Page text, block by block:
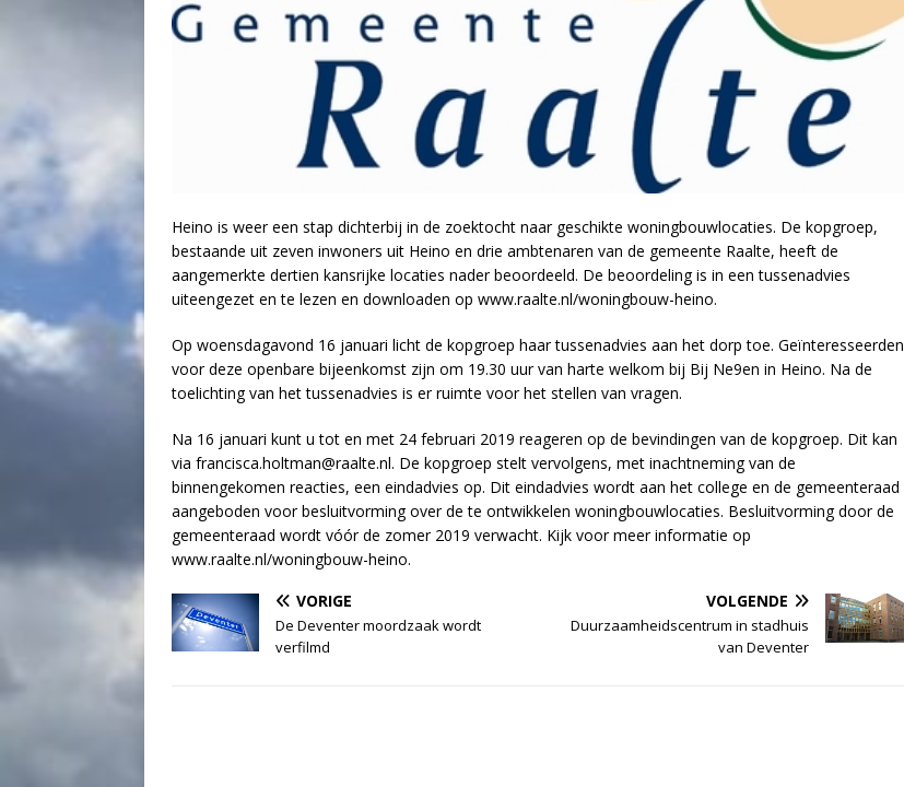
Heino is weer een stap dichterbij in de zoektocht naar geschikte woningbouwlocaties. De kopgroep,
bestaande uit zeven inwoners uit Heino en drie ambtenaren van de gemeente Raalte, heeft de
aangemerkte dertien kansrijke locaties nader beoordeeld. De beoordeling is in een tussenadvies
uiteengezet en te lezen en downloaden op www.raalte.nl/woningbouw-heino.
Op woensdagavond 16 januari licht de kopgroep haar tussenadvies aan het dorp toe. Geïnteresseerden
voor deze openbare bijeenkomst zijn om 19.30 uur van harte welkom bij Bij Ne9en in Heino. Na de
toelichting van het tussenadvies is er ruimte voor het stellen van vragen.
Na 16 januari kunt u tot en met 24 februari 2019 reageren op de bevindingen van de kopgroep. Dit kan
via francisca.holtman@raalte.nl. De kopgroep stelt vervolgens, met inachtneming van de
binnengekomen reacties, een eindadvies op. Dit eindadvies wordt aan het college en de gemeenteraad
aangeboden voor besluitvorming over de te ontwikkelen woningbouwlocaties. Besluitvorming door de
gemeenteraad wordt vóór de zomer 2019 verwacht. Kijk voor meer informatie op
www.raalte.nl/woningbouw-heino.
VORIGE
De Deventer moordzaak wordt
verfilmd
VOLGENDE
Duurzaamheidscentrum in stadhuis
van Deventer